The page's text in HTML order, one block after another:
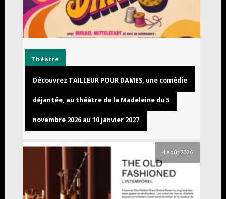
Théatre
Découvrez TAILLEUR POUR DAMES, une comédie
déjantée, au théâtre de la Madeleine du 5
novembre 2026 au 10 janvier 2027
4 août 2026